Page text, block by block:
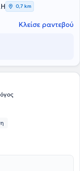
διετέλεσε
ενώ έχει
Νοσοκομείου
της Ελληνικής
0,7 km
Κλείσε ραντεβού